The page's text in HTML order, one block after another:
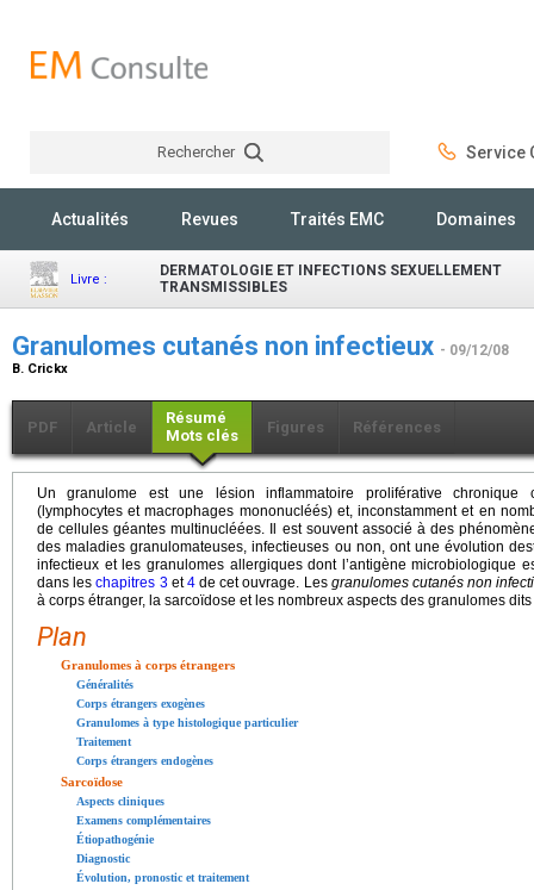
Rechercher Service
Actualités Revues Traités EMC Domaines
Livre :
DERMATOLOGIE ET INFECTIONS SEXUELLEMENT
TRANSMISSIBLES
Granulomes cutanés non infectieux - 09/12/08
B. Crickx
PDF Article
Résumé
Mots clés
Figures Références
Un granulome
est une lésion inflammatoire proliférative chronique
(lymphocytes et macrophages mononucléés) et, inconstamment et en
de cellules géantes multinucléées. Il est souvent associé à des
des maladies granulomateuses, infectieuses ou non, ont une évolution
infectieux et les granulomes allergiques dont l’antigène microbiologique
dans leschapitres 3et4de cet ouvrage. Les granulomes cutanés non
à corps étranger, la sarcoïdose et les nombreux aspects des granulomes
Plan
Granulomes à corps étrangers
Généralités
Corps étrangers exogènes
Granulomes à type histologique particulier
Traitement
Corps étrangers endogènes
Sarcoïdose
Aspects cliniques
Examens complémentaires
Étiopathogénie
Diagnostic
Évolution, pronostic et traitement